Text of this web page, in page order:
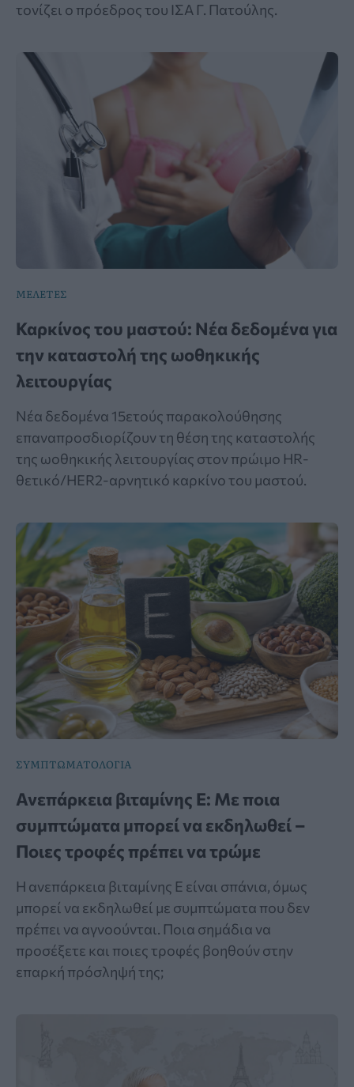
τονίζει ο πρόεδρος του ΙΣΑ Γ. Πατούλης.
ΜΕΛΕΤΕΣ
Καρκίνος του μαστού: Νέα δεδομένα για
την καταστολή της ωοθηκικής
λειτουργίας
Νέα δεδομένα 15ετούς παρακολούθησης
επαναπροσδιορίζουν τη θέση της καταστολής
της ωοθηκικής λειτουργίας στον πρώιμο HR-
θετικό/HER2-αρνητικό καρκίνο του μαστού.
ΣΥΜΠΤΩΜΑΤΟΛΟΓΙΑ
Ανεπάρκεια βιταμίνης Ε: Με ποια
συμπτώματα μπορεί να εκδηλωθεί –
Ποιες τροφές πρέπει να τρώμε
Η ανεπάρκεια βιταμίνης Ε είναι σπάνια, όμως
μπορεί να εκδηλωθεί με συμπτώματα που δεν
πρέπει να αγνοούνται. Ποια σημάδια να
προσέξετε και ποιες τροφές βοηθούν στην
επαρκή πρόσληψή της;